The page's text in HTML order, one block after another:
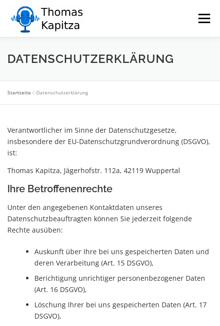
Inhalt
springen
Menü
ÜBER MICH SPRECHER MÖGLICHKEITEN
REFERENZEN HÖRBEISPIELE
DATENSCHUTZERKLÄRUNG
Startseite »Datenschutzerklärung
Verantwortlicher im Sinne der Datenschutzgesetze,
insbesondere der EU-Datenschutzgrundverordnung (DSGVO),
ist:
Thomas Kapitza, Jägerhofstr. 112a, 42119 Wuppertal
Ihre Betroffenenrechte
Unter den angegebenen Kontaktdaten unseres
Datenschutzbeauftragten können Sie jederzeit folgende
Rechte ausüben:
Auskunft über Ihre bei uns gespeicherten Daten und
deren Verarbeitung (Art. 15 DSGVO),
Berichtigung unrichtiger personenbezogener Daten
(Art. 16 DSGVO),
Löschung Ihrer bei uns gespeicherten Daten (Art. 17
DSGVO),